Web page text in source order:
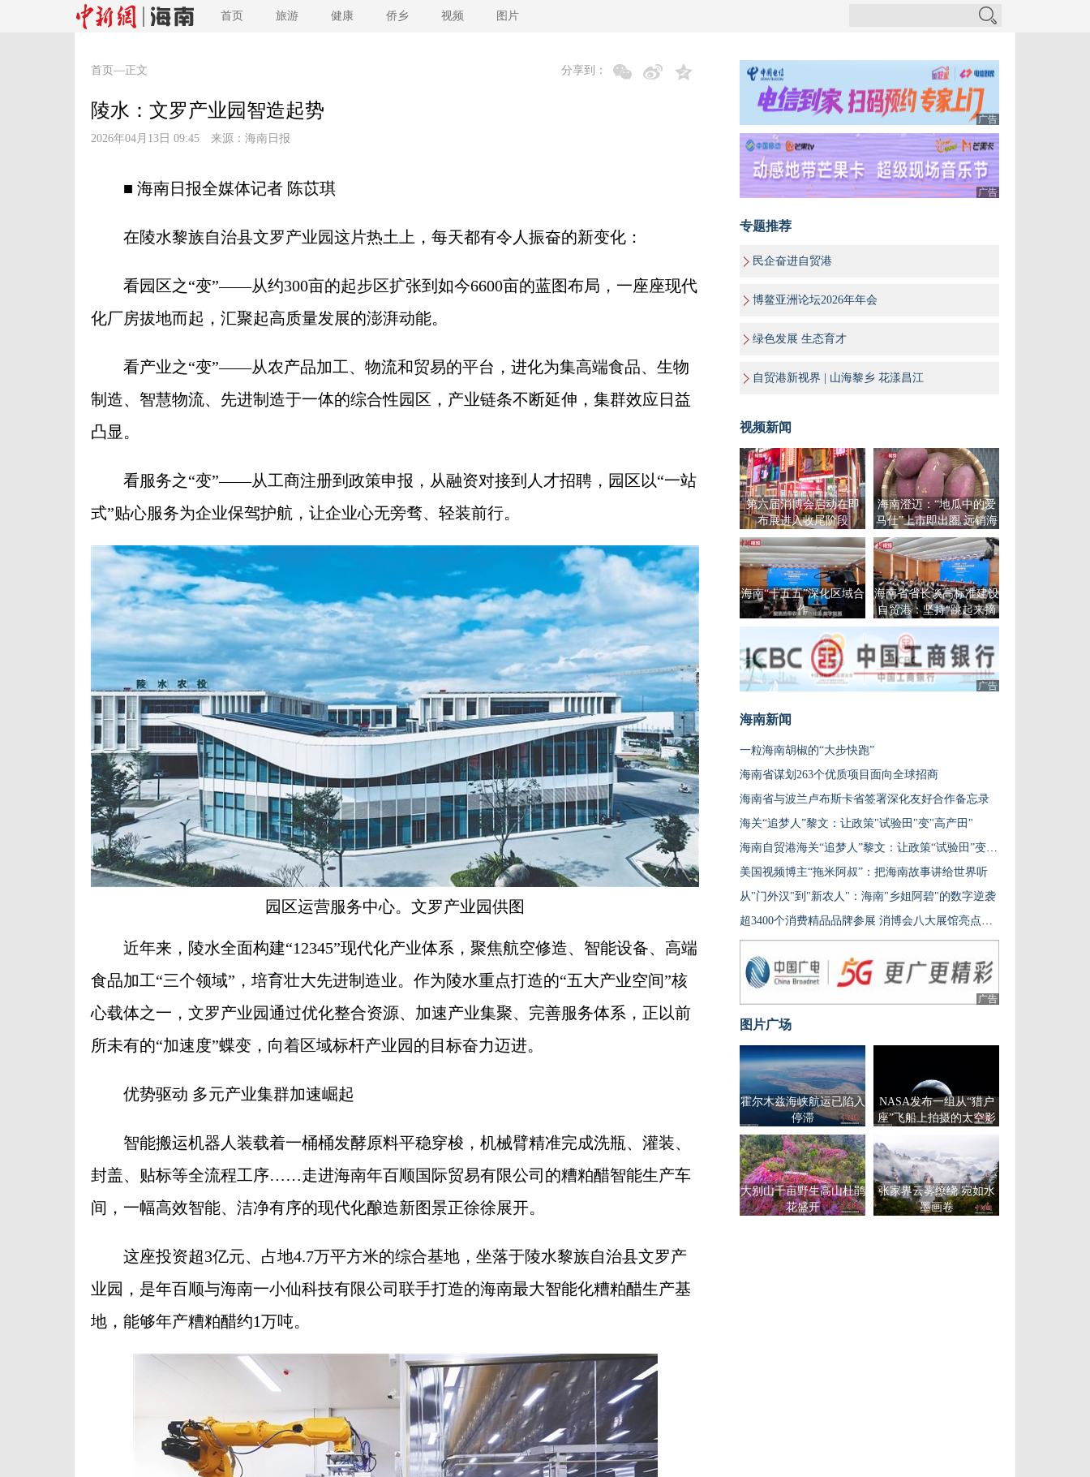
首页 旅游 健康 侨乡 视频 图片
首页 —正文 分享到：
陵水：文罗产业园智造起势
2026年04月13日 09:45 来源： 海南日报
■ 海南日报全媒体记者 陈苡琪
在陵水黎族自治县文罗产业园这片热土上，每天都有令人振奋的新变化：
看园区之“变”——从约300亩的起步区扩张到如今6600亩的蓝图布局，一座座现代
化厂房拔地而起，汇聚起高质量发展的澎湃动能。
看产业之“变”——从农产品加工、物流和贸易的平台，进化为集高端食品、生物
制造、智慧物流、先进制造于一体的综合性园区，产业链条不断延伸，集群效应日益
凸显。
看服务之“变”——从工商注册到政策申报，从融资对接到人才招聘，园区以“一站
式”贴心服务为企业保驾护航，让企业心无旁骛、轻装前行。
园区运营服务中心。文罗产业园供图
近年来，陵水全面构建“12345”现代化产业体系，聚焦航空修造、智能设备、高端
食品加工“三个领域”，培育壮大先进制造业。作为陵水重点打造的“五大产业空间”核
心载体之一，文罗产业园通过优化整合资源、加速产业集聚、完善服务体系，正以前
所未有的“加速度”蝶变，向着区域标杆产业园的目标奋力迈进。
优势驱动 多元产业集群加速崛起
智能搬运机器人装载着一桶桶发酵原料平稳穿梭，机械臂精准完成洗瓶、灌装、
封盖、贴标等全流程工序……走进海南年百顺国际贸易有限公司的糟粕醋智能生产车
间，一幅高效智能、洁净有序的现代化酿造新图景正徐徐展开。
这座投资超3亿元、占地4.7万平方米的综合基地，坐落于陵水黎族自治县文罗产
业园，是年百顺与海南一小仙科技有限公司联手打造的海南最大智能化糟粕醋生产基
地，能够年产糟粕醋约1万吨。
广告
广告
专题推荐
民企奋进自贸港
博鳌亚洲论坛2026年年会
绿色发展 生态育才
自贸港新视界 | 山海黎乡 花漾昌江
视频新闻
第六届消博会启动在即
布展进入收尾阶段
海南澄迈：“地瓜中的爱
马仕”上市即出圈 远销海
外
海南“十五五”深化区域合
作
海南省省长谈高标准建设
自贸港：坚持“跳起来摘
桃子“
广告
海南新闻
一粒海南胡椒的“大步快跑”
海南省谋划263个优质项目面向全球招商
海南省与波兰卢布斯卡省签署深化友好合作备忘录
海关“追梦人”黎文：让政策"试验田"变"高产田"
海南自贸港海关“追梦人”黎文：让政策“试验田”变“高产田”
美国视频博主“拖米阿叔”：把海南故事讲给世界听
从"门外汉"到"新农人"：海南"乡姐阿碧"的数字逆袭
超3400个消费精品品牌参展 消博会八大展馆亮点提前看
广告
图片广场
霍尔木兹海峡航运已陷入
停滞
NASA发布一组从“猎户
座”飞船上拍摄的太空影
大别山千亩野生高山杜鹃
花盛开
张家界云雾缭绕 宛如水
墨画卷